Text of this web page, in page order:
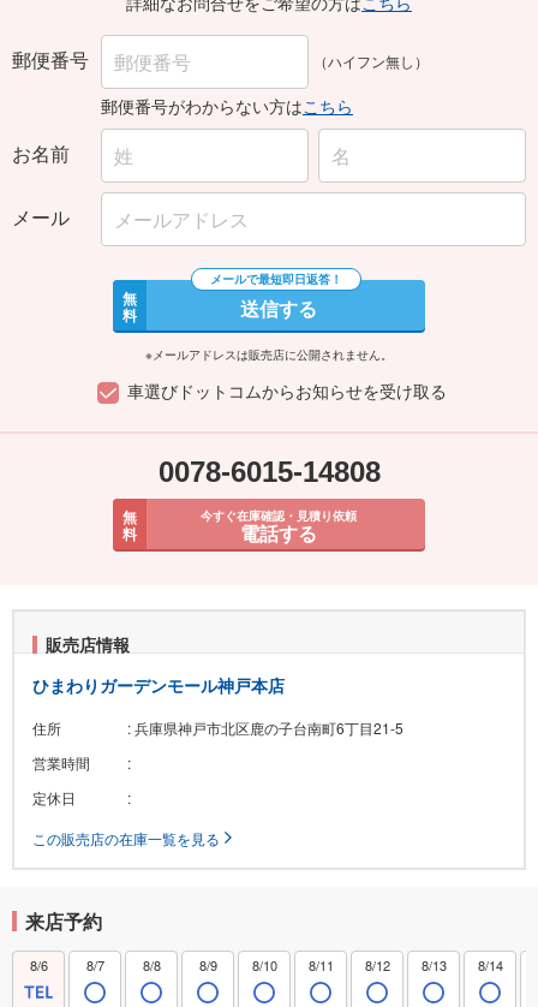
郵便番号 （ハイフン無し）
郵便番号がわからない方はこちら
お名前
メール
無
料 送信する
※メールアドレスは販売店に公開されません。
車選びドットコムからお知らせを受け取る
0078-6015-14808
無
料
今すぐ在庫確認・見積り依頼
電話する
販売店情報
ひまわりガーデンモール神戸本店
住所
: 兵庫県神戸市北区鹿の子台南町6丁目21-5
営業時間
:
定休日
:
この販売店の在庫一覧を見る
来店予約
8/6 8/7 8/8 8/9 8/10 8/11 8/12 8/13 8/14